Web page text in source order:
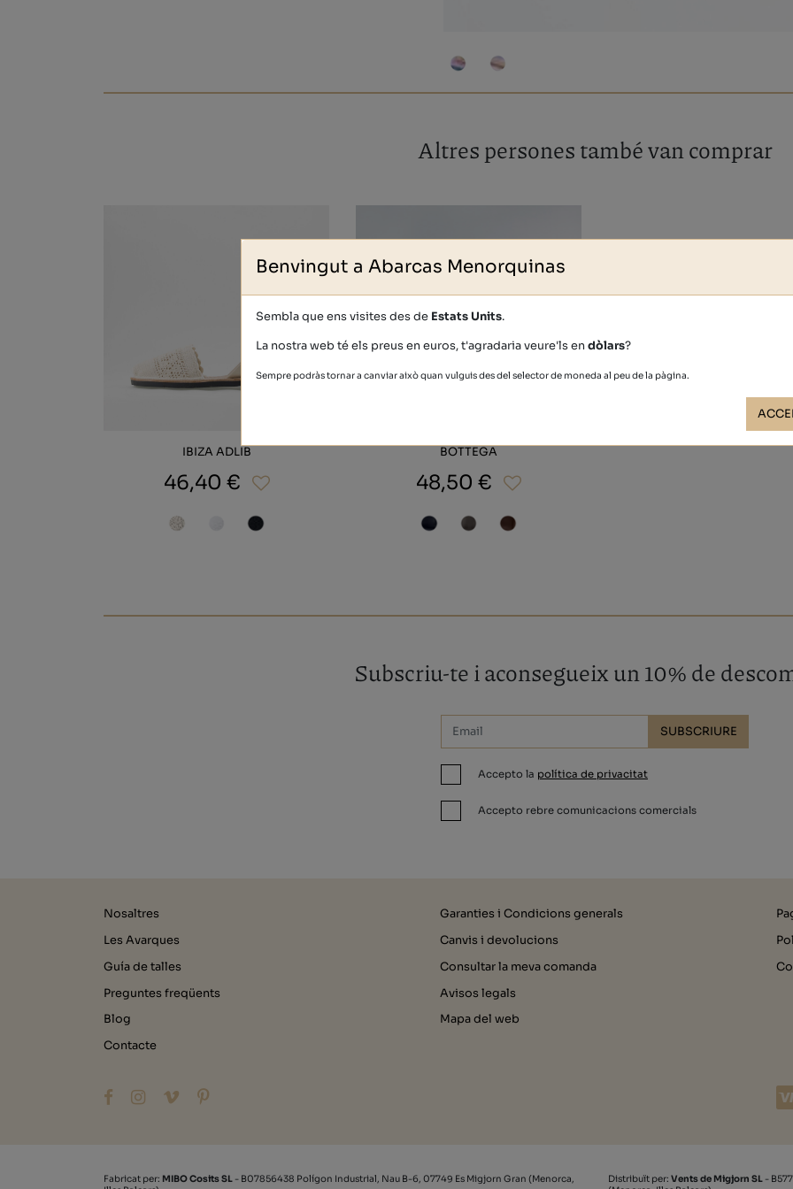
Altres persones també van comprar
IBIZA ADLIB
46,40 €
BOTTEGA
48,50 €
Subscriu-te i aconsegueix un 10% de
SUBSCRIURE
Accepto la política de privacitat
Accepto rebre comunicacions comercials
Nosaltres
Les Avarques
Guía de talles
Preguntes freqüents
Blog
Contacte
Garanties i Condicions generals
Canvis i devolucions
Consultar la meva comanda
Avisos legals
Mapa del web
Fabricat per: MIBO Cosits SL - B07856438 Polígon Industrial, Nau B-6, 07749 Es Migjorn Gran (Menorca,
Distribuït per: Vents de Migjorn SL -
Benvingut a Abarcas Menorquinas
Sembla que ens visites des de Estats Units.
La nostra web té els preus en euros, t'agradaria veure'ls endòlars?
Sempre podràs tornar a canviar això quan vulguis des del selector de moneda al peu de la pàgina.